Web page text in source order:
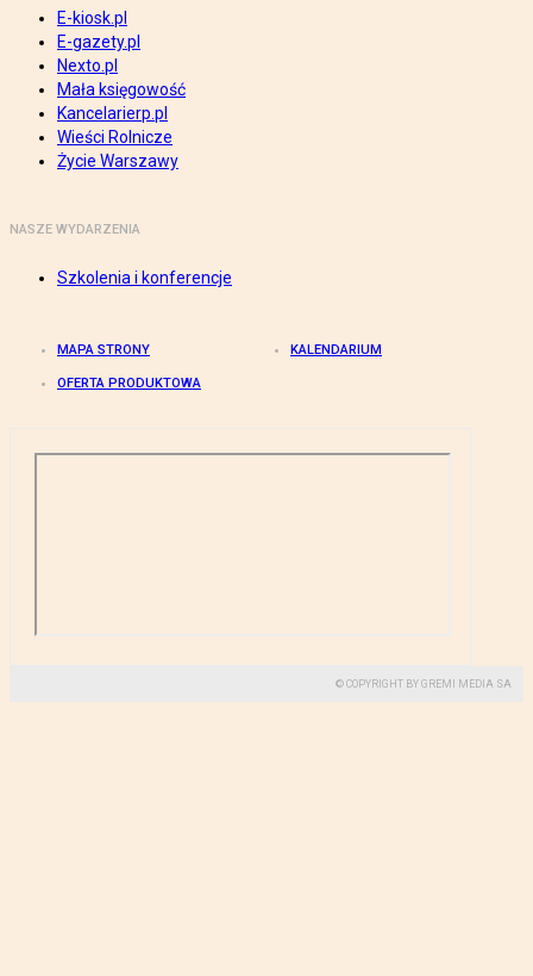
E-kiosk.pl
E-gazety.pl
Nexto.pl
Mała księgowość
Kancelarierp.pl
Wieści Rolnicze
Życie Warszawy
NASZE WYDARZENIA
Szkolenia i konferencje
MAPA STRONY KALENDARIUM
OFERTA PRODUKTOWA
© COPYRIGHT BY GREMI MEDIA SA